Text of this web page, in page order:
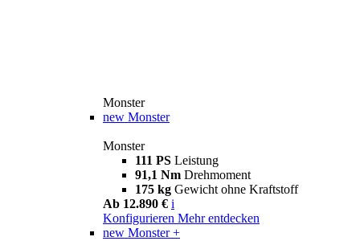
Monster
new Monster
Monster
111 PS Leistung
91,1 Nm Drehmoment
175 kg Gewicht ohne Kraftstoff
Ab 12.890 € i
Konfigurieren Mehr entdecken
new Monster +